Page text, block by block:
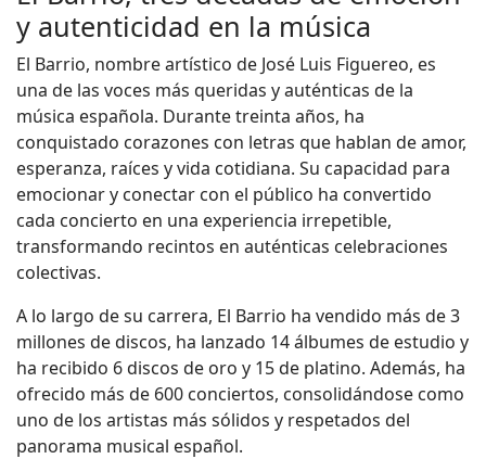
y autenticidad en la música
El Barrio, nombre artístico de José Luis Figuereo, es
una de las voces más queridas y auténticas de la
música española. Durante treinta años, ha
conquistado corazones con letras que hablan de amor,
esperanza, raíces y vida cotidiana. Su capacidad para
emocionar y conectar con el público ha convertido
cada concierto en una experiencia irrepetible,
transformando recintos en auténticas celebraciones
colectivas.
A lo largo de su carrera, El Barrio ha vendido más de 3
millones de discos, ha lanzado 14 álbumes de estudio y
ha recibido 6 discos de oro y 15 de platino. Además, ha
ofrecido más de 600 conciertos, consolidándose como
uno de los artistas más sólidos y respetados del
panorama musical español.